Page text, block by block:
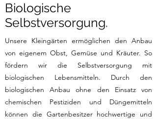
Biologische
Selbstversorgung.
Unsere Kleingärten ermöglichen den Anbau
von eigenem Obst, Gemüse und Kräuter. So
fördern wir die Selbstversorgung mit
biologischen Lebensmitteln. Durch den
biologischen Anbau ohne den Einsatz von
chemischen Pestiziden und Düngemitteln
können die Gartenbesitzer hochwertige und